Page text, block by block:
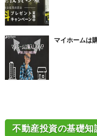
マイホームは
不動産投資の基礎知